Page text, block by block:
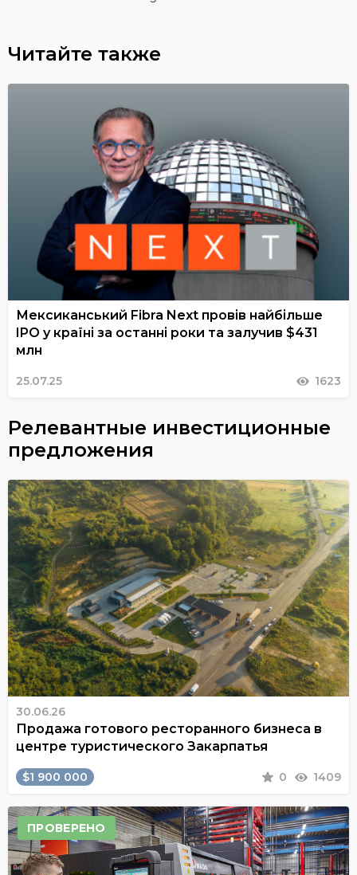
Читайте также
Мексиканський Fibra Next провів найбільше
IPO у країні за останні роки та залучив $431
млн
25.07.25 1623
Релевантные инвестиционные
предложения
30.06.26
Продажа готового ресторанного бизнеса в
центре туристического Закарпатья
$1 900 000 0 1409
ПРОВЕРЕНО